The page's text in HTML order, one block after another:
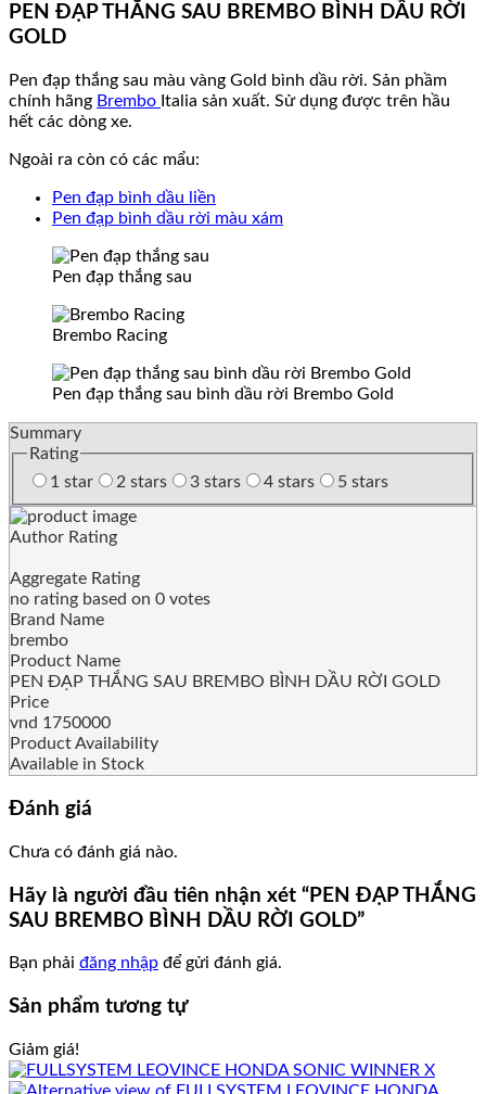
PEN ĐẠP THẮNG SAU BREMBO BÌNH DẦU RỜI
GOLD
Pen đạp thắng sau màu vàng Gold bình dầu rời. Sản phầm
chính hãng Brembo Italia sản xuất. Sử dụng được trên hầu
hết các dòng xe.
Ngoài ra còn có các mẩu:
Pen đạp bình dầu liền
Pen đạp bình dầu rời màu xám
Pen đạp thắng sau
Brembo Racing
Pen đạp thắng sau bình dầu rời Brembo Gold
Summary
Rating
1 star
2 stars 3 stars 4 stars 5 stars
Author Rating
Aggregate Rating
no rating based on 0 votes
Brand Name
brembo
Product Name
PEN ĐẠP THẮNG SAU BREMBO BÌNH DẦU RỜI GOLD
Price
vnd 1750000
Product Availability
Available in Stock
Đánh giá
Chưa có đánh giá nào.
Hãy là người đầu tiên nhận xét “PEN ĐẠP THẮNG
SAU BREMBO BÌNH DẦU RỜI GOLD”
Bạn phải đăng nhập để gửi đánh giá.
Sản phẩm tương tự
Giảm giá!